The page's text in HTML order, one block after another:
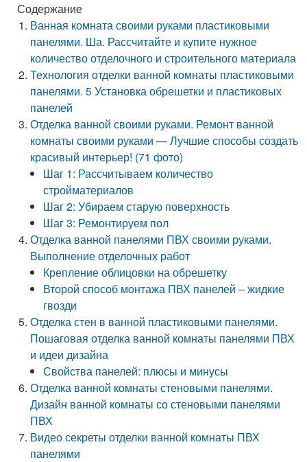
Содержание
Ванная комната своими руками пластиковыми
панелями. Ша. Рассчитайте и купите нужное
количество отделочного и строительного материала
Технология отделки ванной комнаты пластиковыми
панелями. 5 Установка обрешетки и пластиковых
панелей
Отделка ванной своими руками. Ремонт ванной
комнаты своими руками — Лучшие способы создать
красивый интерьер! (71 фото)
Шаг 1: Рассчитываем количество
стройматериалов
Шаг 2: Убираем старую поверхность
Шаг 3: Ремонтируем пол
Отделка ванной панелями ПВХ своими руками.
Выполнение отделочных работ
Крепление облицовки на обрешетку
Второй способ монтажа ПВХ панелей – жидкие
гвозди
Отделка стен в ванной пластиковыми панелями.
Пошаговая отделка ванной комнаты панелями ПВХ
и идеи дизайна
Свойства панелей: плюсы и минусы
Отделка ванной комнаты стеновыми панелями.
Дизайн ванной комнаты со стеновыми панелями
ПВХ
Видео секреты отделки ванной комнаты ПВХ
панелями